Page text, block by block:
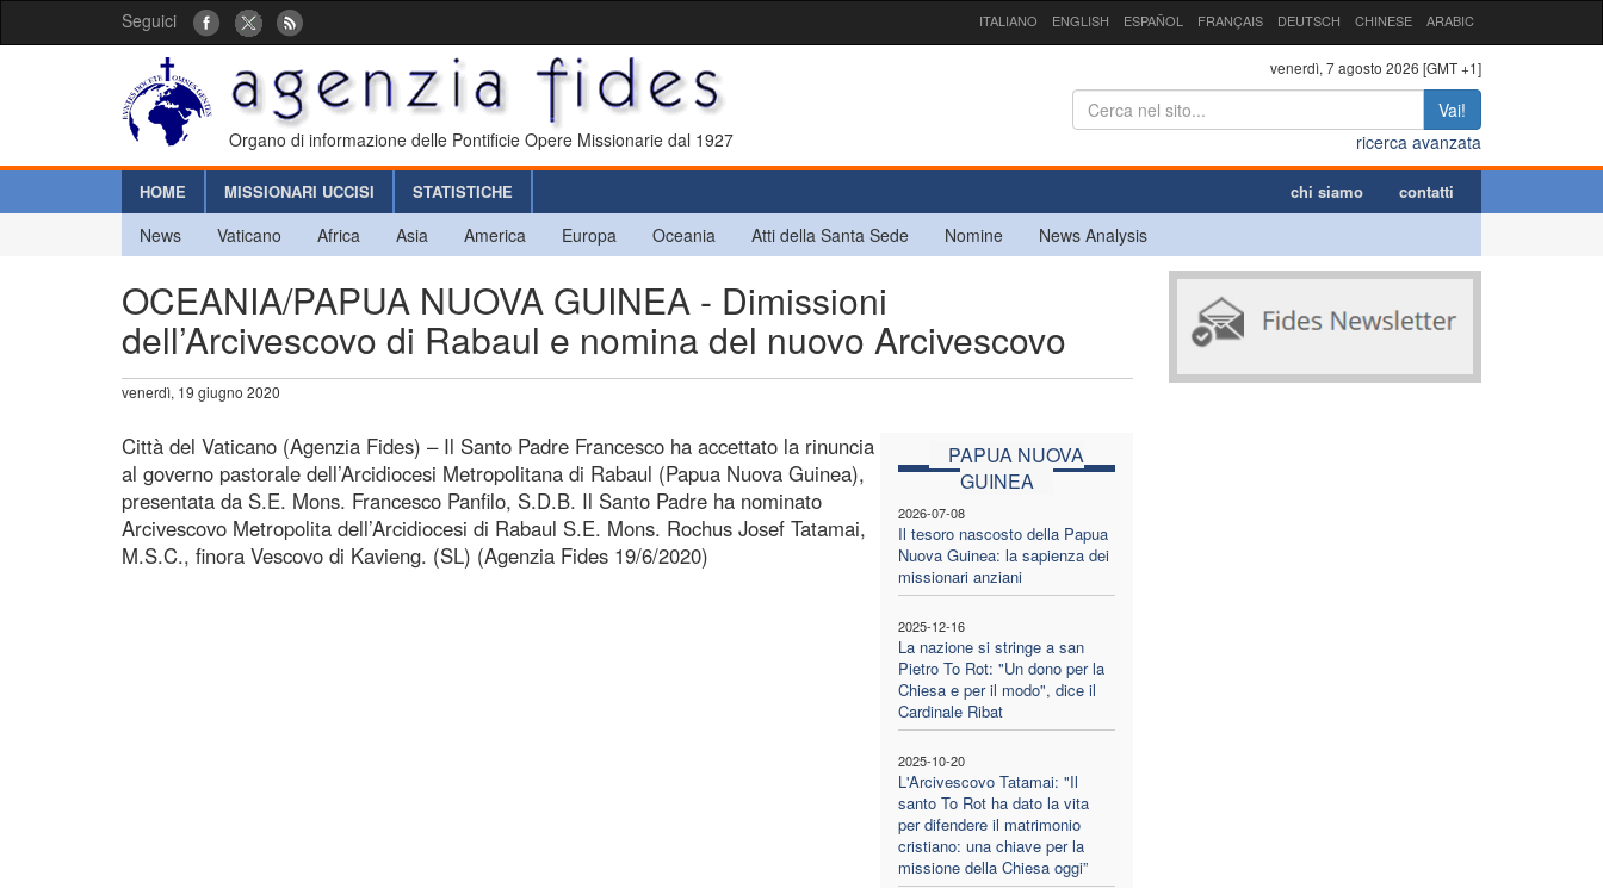
Seguici ITALIANO ENGLISH ESPAÑOL FRANÇAIS DEUTSCH CHINESE ARABIC
Organo di informazione delle Pontificie Opere Missionarie dal 1927
venerdì, 7 agosto 2026 [GMT +1]
Vai!
ricerca avanzata
HOME MISSIONARI UCCISI STATISTICHE chi siamo contatti
News Vaticano Africa Asia America Europa Oceania Atti della Santa Sede Nomine News Analysis
OCEANIA/PAPUA NUOVA GUINEA - Dimissioni
dell’Arcivescovo di Rabaul e nomina del nuovo Arcivescovo
venerdì, 19 giugno 2020
PAPUA NUOVA
GUINEA
2026-07-08
Il tesoro nascosto della Papua
Nuova Guinea: la sapienza dei
missionari anziani
2025-12-16
La nazione si stringe a san
Pietro To Rot: "Un dono per la
Chiesa e per il modo", dice il
Cardinale Ribat
2025-10-20
L'Arcivescovo Tatamai: "Il
santo To Rot ha dato la vita
per difendere il matrimonio
cristiano: una chiave per la
missione della Chiesa oggi”
Città del Vaticano (Agenzia Fides) – Il Santo Padre Francesco ha accettato la rinuncia
al governo pastorale dell’Arcidiocesi Metropolitana di Rabaul (Papua Nuova Guinea),
presentata da S.E. Mons. Francesco Panfilo, S.D.B. Il Santo Padre ha nominato
Arcivescovo Metropolita dell’Arcidiocesi di Rabaul S.E. Mons. Rochus Josef Tatamai,
M.S.C., finora Vescovo di Kavieng. (SL) (Agenzia Fides 19/6/2020)